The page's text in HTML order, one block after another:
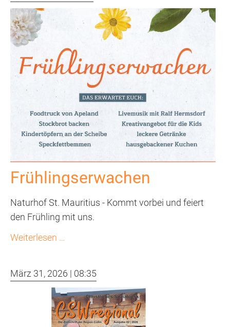
Frühlingserwachen
Naturhof St. Mauritius - Kommt vorbei und feiert
den Frühling mit uns.
Weiterlesen …
März 31, 2026 | 08:35